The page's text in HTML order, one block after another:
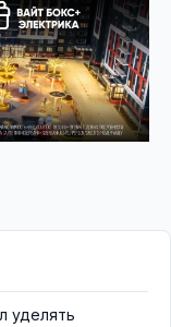
уделять